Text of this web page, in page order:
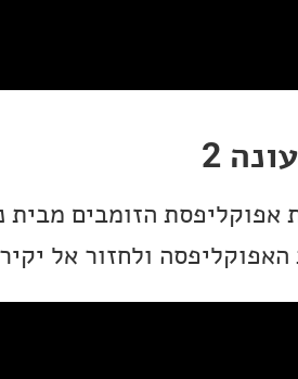
2
אפוקליפסת הזומבים
ולחזור אל